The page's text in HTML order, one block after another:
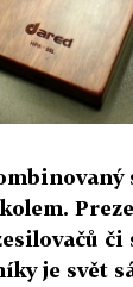
či
je svět